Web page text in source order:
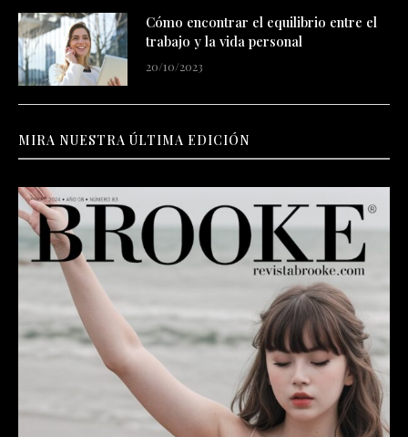
Cómo encontrar el equilibrio entre el
trabajo y la vida personal
20/10/2023
MIRA NUESTRA ÚLTIMA EDICIÓN